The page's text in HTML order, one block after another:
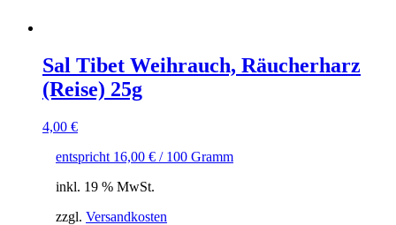
Sal Tibet Weihrauch, Räucherharz
(Reise) 25g
4,00 €
entspricht 16,00 € / 100 Gramm
inkl. 19 % MwSt.
zzgl. Versandkosten